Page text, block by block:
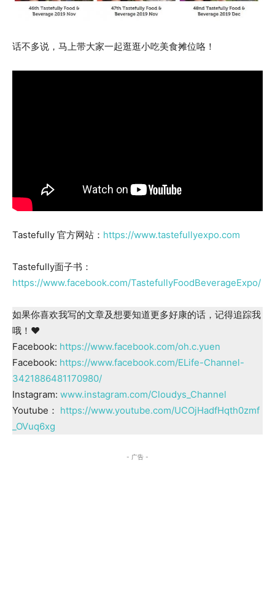
话不多说，马上带大家一起逛逛小吃美食摊位咯！
Tastefully 官方网站： https://www.tastefullyexpo.com
Tastefully面子书：
https://www.facebook.com/TastefullyFoodBeverageExpo/
如果你喜欢我写的文章及想要知道更多好康的话，记得追踪我
哦！♥️
Facebook: https://www.facebook.com/oh.c.yuen
Facebook: https://www.facebook.com/ELife-Channel-
3421886481170980/
Instagram: www.instagram.com/Cloudys_Channel
Youtube： https://www.youtube.com/UCOjHadfHqth0zmf
_OVuq6xg
- 广告 -